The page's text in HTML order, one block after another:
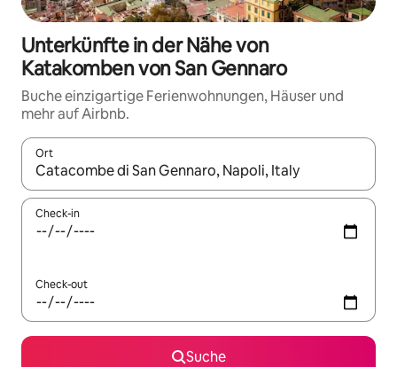
Unterkünfte in der Nähe von
Katakomben von San Gennaro
Buche einzigartige Ferienwohnungen, Häuser und
mehr auf Airbnb.
Ort
Wenn Ergebnisse verfügbar sind, navigiere mit den
Check-in
Check-out
Suche